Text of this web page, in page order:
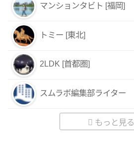
マンションタビト [福岡]
トミー [東北]
2LDK [首都圏]
スムラボ編集部ライター
もっと見る